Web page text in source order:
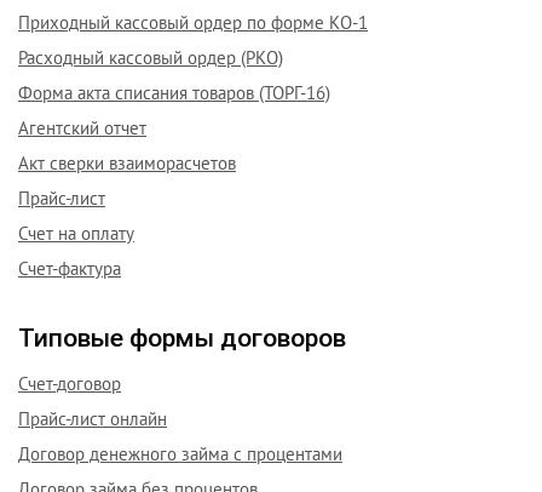
Приходный кассовый ордер по форме КО-1
Расходный кассовый ордер (РКО)
Форма акта списания товаров (ТОРГ-16)
Агентский отчет
Акт сверки взаиморасчетов
Прайс-лист
Счет на оплату
Счет-фактура
Типовые формы договоров
Счет-договор
Прайс-лист онлайн
Договор денежного займа с процентами